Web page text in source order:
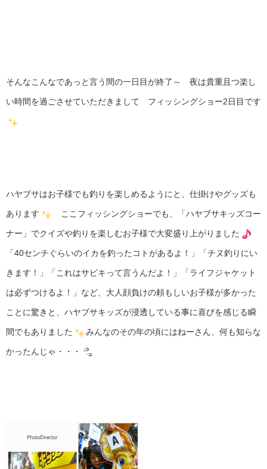
そんなこんなであっと言う間の一日目が終了～ 夜は貴重且つ楽し
い時間を過ごさせていただきまして フィッシングショー2日目です
ハヤブサはお子様でも釣りを楽しめるようにと、仕掛けやグッズも
あります ここフィッシングショーでも、「ハヤブサキッズコー
ナー」でクイズや釣りを楽しむお子様で大変盛り上がりました
「40センチぐらいのイカを釣ったコトがあるよ！」「チヌ釣りにい
きます！」「これはサビキって言うんだよ！」「ライフジャケット
は必ずつけるよ！」など、大人顔負けの頼もしいお子様が多かった
ことに驚きと、ハヤブサキッズが浸透している事に喜びを感じる瞬
間でもありました みんなのその年の頃にはねーさん、何も知らな
かったんじゃ・・・